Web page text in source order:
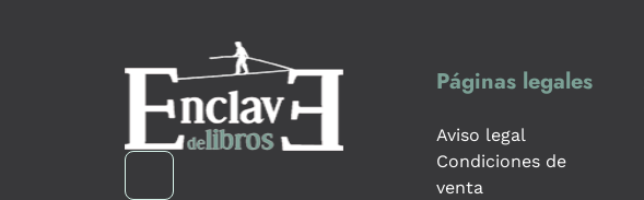
Páginas legales
Aviso legal
Condiciones de
venta